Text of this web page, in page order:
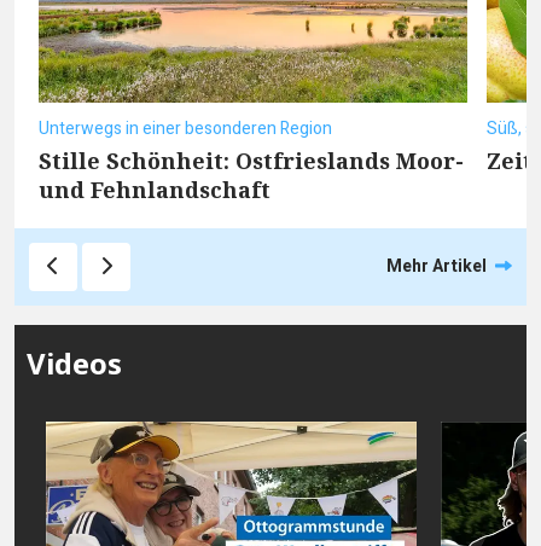
Unterwegs in einer besonderen Region
Stille Schönheit: Ostfrieslands Moor-
und Fehnlandschaft
Süß,
Zeit
Mehr Artikel
Videos